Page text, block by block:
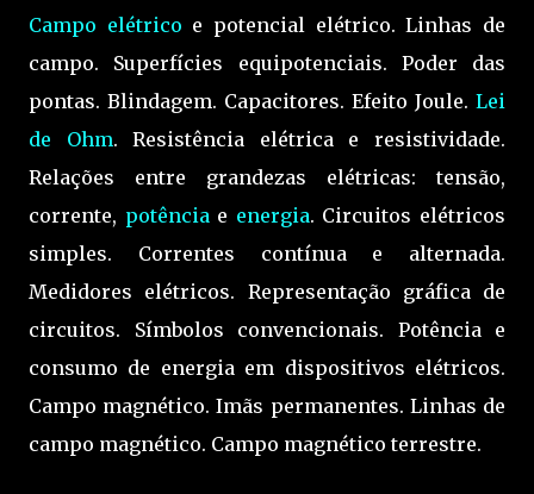
Campo elétrico e potencial elétrico. Linhas de
campo. Superfícies equipotenciais. Poder das
pontas. Blindagem. Capacitores. Efeito Joule. Lei
de Ohm. Resistência elétrica e resistividade.
Relações entre grandezas elétricas: tensão,
corrente, potênciae energia. Circuitos elétricos
simples. Correntes contínua e alternada.
Medidores elétricos. Representação gráfica de
circuitos. Símbolos convencionais. Potência e
consumo de energia em dispositivos elétricos.
Campo magnético. Imãs permanentes. Linhas de
campo magnético. Campo magnético terrestre.